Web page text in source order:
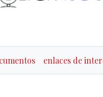
enlaces de